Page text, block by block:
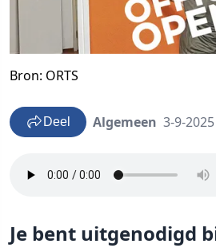
Bron: ORTS
Deel Algemeen 3-9-
Je bent uitgenodigd